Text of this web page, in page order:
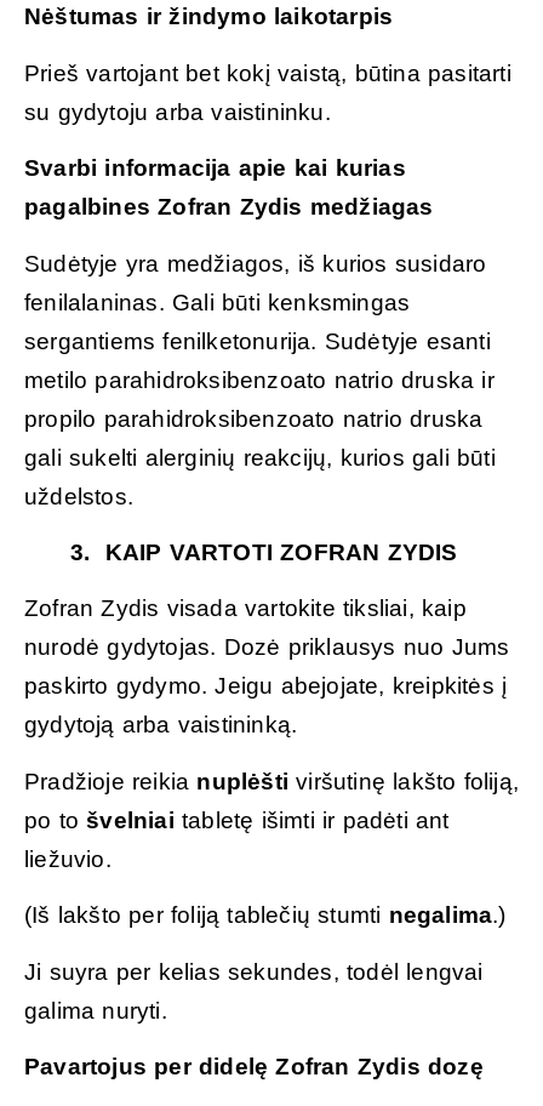
Nėštumas ir žindymo laikotarpis
Prieš vartojant bet kokį vaistą, būtina pasitarti
su gydytoju arba vaistininku.
Svarbi informacija apie kai kurias
pagalbines Zofran Zydis medžiagas
Sudėtyje yra medžiagos, iš kurios susidaro
fenilalaninas. Gali būti kenksmingas
sergantiems fenilketonurija. Sudėtyje esanti
metilo parahidroksibenzoato natrio druska ir
propilo parahidroksibenzoato natrio druska
gali sukelti alerginių reakcijų, kurios gali būti
uždelstos.
3. KAIP VARTOTIZOFRAN ZYDIS
Zofran Zydis visada vartokite tiksliai, kaip
nurodė gydytojas. Dozė priklausys nuo Jums
paskirto gydymo. Jeigu abejojate, kreipkitės į
gydytoją arba vaistininką.
Pradžioje reikia nuplėšti viršutinę lakšto foliją,
po tošvelniai tabletę išimti ir padėti ant
liežuvio.
(Iš lakšto per foliją tablečių stumti negalima.)
Ji suyra per kelias sekundes, todėl lengvai
galima nuryti.
Pavartojus per didelę Zofran Zydis dozę